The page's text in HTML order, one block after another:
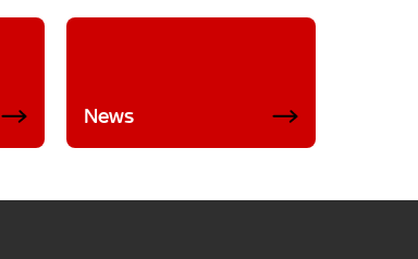
News